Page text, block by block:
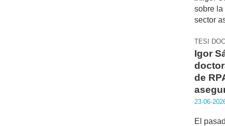
TESI
Igor
de
El